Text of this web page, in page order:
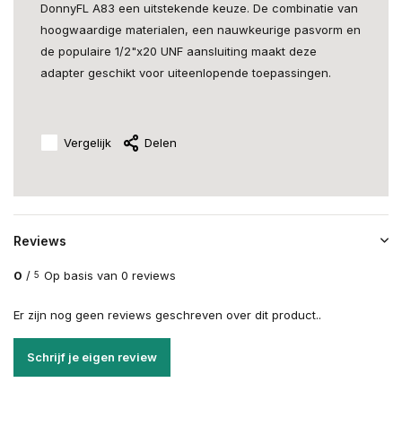
DonnyFL A83 een uitstekende keuze. De combinatie van
hoogwaardige materialen, een nauwkeurige pasvorm en
de populaire 1/2"x20 UNF aansluiting maakt deze
adapter geschikt voor uiteenlopende toepassingen.
Vergelijk Delen
Reviews
0 / 5 Op basis van 0 reviews
Er zijn nog geen reviews geschreven over dit product..
Schrijf je eigen review